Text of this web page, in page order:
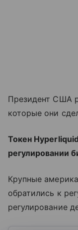
Президент США
которые они
Токен
регулировании
Крупные
обратились к
регулирование